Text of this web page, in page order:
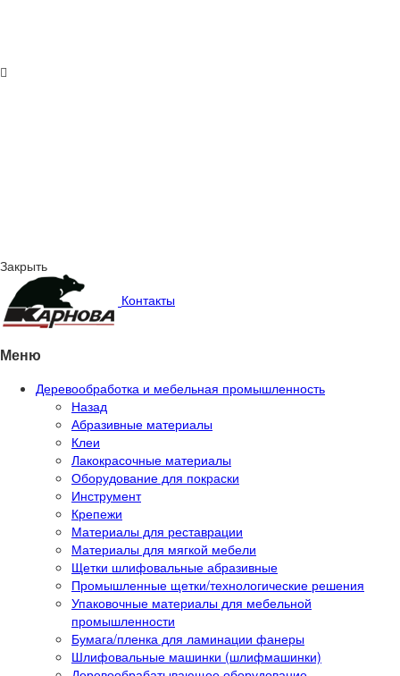
Закрыть
Контакты
Меню
Деревообработка и мебельная промышленность
Назад
Абразивные материалы
Клеи
Лакокрасочные материалы
Оборудование для покраски
Инструмент
Крепежи
Материалы для реставрации
Материалы для мягкой мебели
Щетки шлифовальные абразивные
Промышленные щетки/технологические решения
Упаковочные материалы для мебельной
промышленности
Бумага/пленка для ламинации фанеры
Шлифовальные машинки (шлифмашинки)